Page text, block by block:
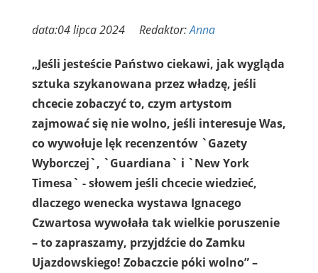
data:04 lipca 2024 Redaktor:Anna
„Jeśli jesteście Państwo ciekawi, jak wygląda
sztuka szykanowana przez władzę, jeśli
chcecie zobaczyć to, czym artystom
zajmować się nie wolno, jeśli interesuje Was,
co wywołuje lęk recenzentów `Gazety
Wyborczej`, `Guardiana` i `New York
Timesa` - słowem jeśli chcecie wiedzieć,
dlaczego wenecka wystawa Ignacego
Czwartosa wywołała tak wielkie poruszenie
– to zapraszamy, przyjdźcie do Zamku
Ujazdowskiego! Zobaczcie póki wolno” –